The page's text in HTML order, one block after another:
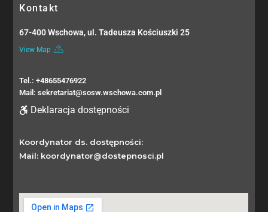
Kontakt
67-400 Wschowa, ul. Tadeusza Kościuszki 25
View Map
Tel.: +48655476922
Mail: sekretariat@sosw.wschowa.com.pl
Deklaracja dostępności
Koordynator ds. dostępności:
Mail: koordynator@dostepnosci.pl